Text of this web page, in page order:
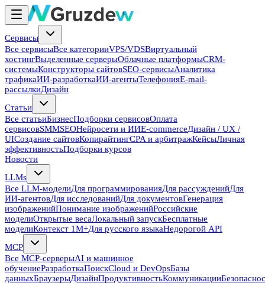
Сервисы
Все сервисыВсе категорииVPS/VDSВиртуальный
хостингВыделенные серверыОблачные платформыCRM-
системыКонструкторы сайтовSEO-сервисыАналитика
трафикаИИ-разработкаИИ-агентыТелефонияE-mail-
рассылкиДизайн
Статьи
Все статьиБизнесПодборки сервисовОплата
сервисовSMMSEOНейросети и ИИE-commerceДизайн / UX /
UIСоздание сайтовКопирайтингCPA и арбитражКейсыЛичная
эффективностьПодборки курсов
Новости
LLMs
Все LLM-моделиДля программированияДля рассужденийДля
ИИ-агентовДля исследованийДля документовГенерация
изображенийПонимание изображенийРоссийские
моделиОткрытые весаЛокальный запускБесплатные
моделиКонтекст 1M+Для русского языкаНедорогой API
MCP
Все MCP-серверыAI и машинное
обучениеРазработкаПоискCloud и DevOpsБазы
данныхБраузерыДизайнПродуктивностьКоммуникации